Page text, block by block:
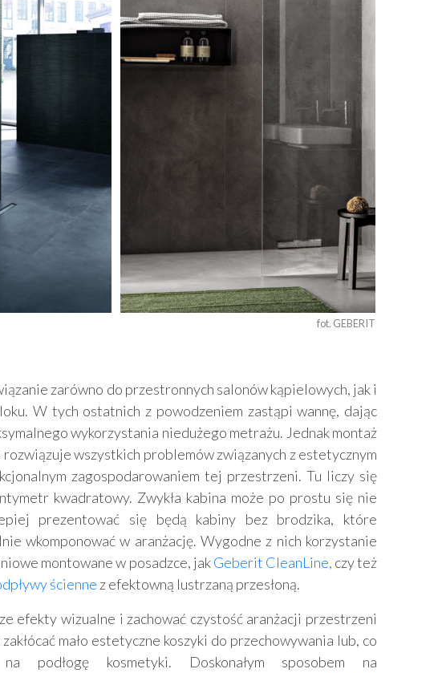
fot. GEBERIT
zarówno do przestronnych salonów kąpielowych, jak i
W tych ostatnich z powodzeniem zastąpi wannę, dając
wykorzystania niedużego metrażu. Jednak montaż
wszystkich problemów związanych z estetycznym
zagospodarowaniem tej przestrzeni. Tu liczy się
kwadratowy. Zwykła kabina może po prostu się nie
prezentować się będą kabiny bez brodzika, które
wkomponować w aranżację. Wygodne z nich korzystanie
montowane w posadzce, jakGeberit CleanLine, czy też
ścienne z efektowną lustrzaną przesłoną.
efekty wizualne i zachować czystość aranżacji przestrzeni
mało estetyczne koszyki do przechowywania lub, co
podłogę kosmetyki. Doskonałym sposobem na